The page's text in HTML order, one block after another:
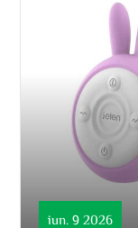
iun. 9 2026